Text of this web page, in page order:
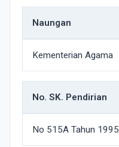
Naungan
Kementerian Agama
No. SK. Pendirian
No 515A Tahun 1995